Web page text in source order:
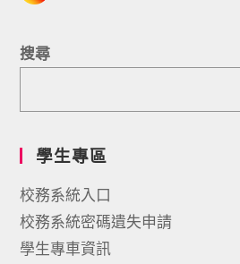
搜尋
學生專區
校務系統入口
校務系統密碼遺失申請
學生專車資訊